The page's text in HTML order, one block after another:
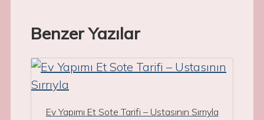
Benzer Yazılar
Ev Yapımı Et Sote Tarifi – Ustasının Sırrıyla